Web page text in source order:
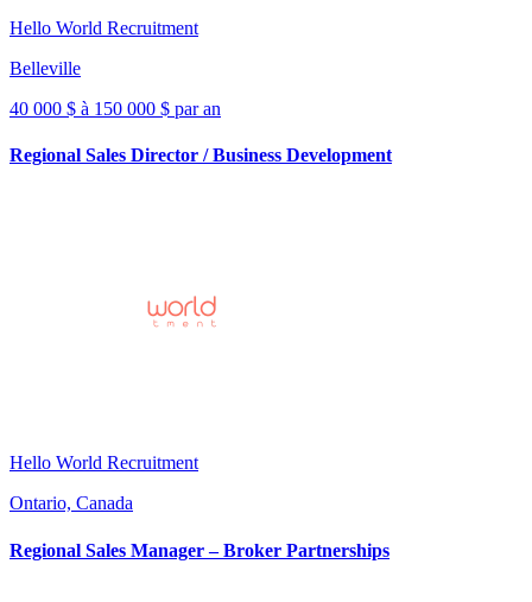
Hello World Recruitment
Belleville
40 000 $ à 150 000 $ par an
Regional Sales Director / Business Development
Hello World Recruitment
Ontario, Canada
Regional Sales Manager – Broker Partnerships